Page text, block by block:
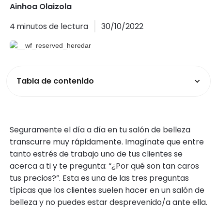
Ainhoa Olaizola
4 minutos de lectura 30/10/2022
Tabla de contenido
Seguramente el día a día en tu salón de belleza
transcurre muy rápidamente. Imagínate que entre
tanto estrés de trabajo uno de tus clientes se
acerca a ti y te pregunta: “¿Por qué son tan caros
tus precios?”. Esta es una de las tres preguntas
típicas que los clientes suelen hacer en un salón de
belleza y no puedes estar desprevenido/a ante ella.